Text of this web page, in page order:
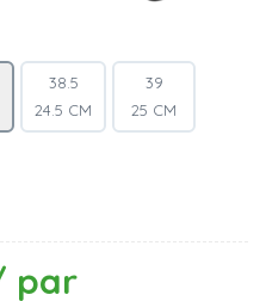
38.5
24.5 CM
39
25 CM
par